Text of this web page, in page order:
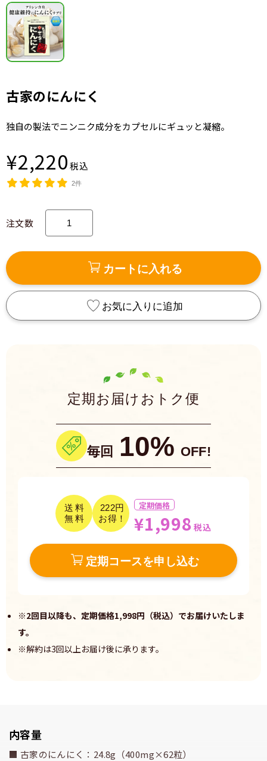
古家のにんにく
独自の製法でニンニク成分をカプセルにギュッと凝縮。
¥2,220 税込
2件
注文数
カートに入れる
お気に入りに追加
定期お届けおトク便
毎回 10% OFF!
送料
無料
222円
お得！
定期価格
¥1,998 税込
定期コースを申し込む
※2回目以降も、定期価格1,998円（税込）でお届けいたしま
す。
※解約は3回以上お届け後に承ります。
内容量
■ 古家のにんにく：24.8g（400mg×62粒）